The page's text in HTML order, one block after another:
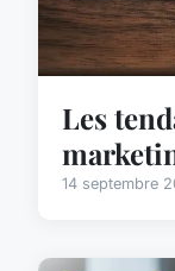
Les
14 septembre